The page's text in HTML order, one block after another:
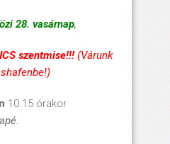
28. vasárnap,
szentmise!!!(Várunk
10.15 órakor